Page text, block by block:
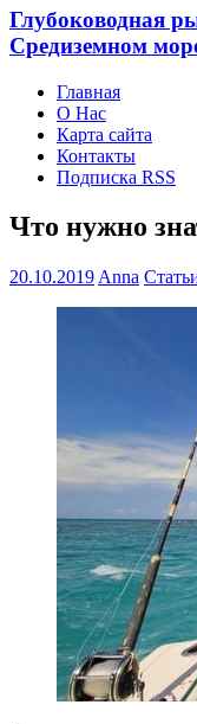
Глубоководная
Средиземном
Главная
О Нас
Карта сайта
Контакты
Подписка RSS
Что нужно
20.10.2019 Anna